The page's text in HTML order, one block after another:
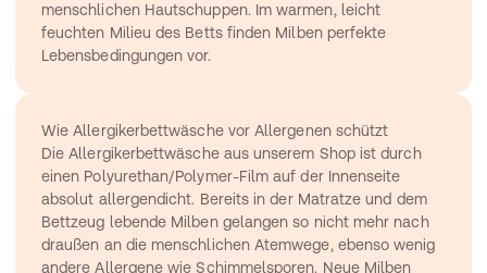
menschlichen Hautschuppen. Im warmen, leicht
feuchten Milieu des Betts finden Milben perfekte
Lebensbedingungen vor.
Wie Allergikerbettwäsche vor Allergenen schützt
Die Allergikerbettwäsche aus unserem Shop ist durch
einen Polyurethan/Polymer-Film auf der Innenseite
absolut allergendicht. Bereits in der Matratze und dem
Bettzeug lebende Milben gelangen so nicht mehr nach
draußen an die menschlichen Atemwege, ebenso wenig
andere Allergene wie Schimmelsporen. Neue Milben